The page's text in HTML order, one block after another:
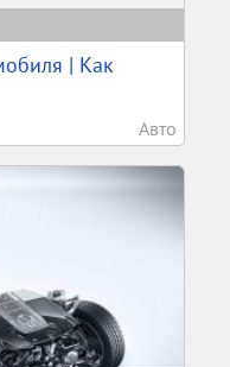
| Как
Авто